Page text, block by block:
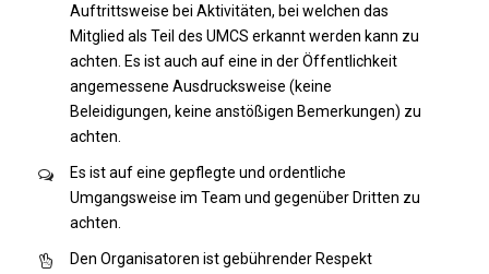
Auftrittsweise bei Aktivitäten, bei welchen das
Mitglied als Teil des UMCS erkannt werden kann zu
achten. Es ist auch auf eine in der Öffentlichkeit
angemessene Ausdrucksweise (keine
Beleidigungen, keine anstößigen Bemerkungen) zu
achten.
Es ist auf eine gepflegte und ordentliche
Umgangsweise im Team und gegenüber Dritten zu
achten.
Den Organisatoren ist gebührender Respekt